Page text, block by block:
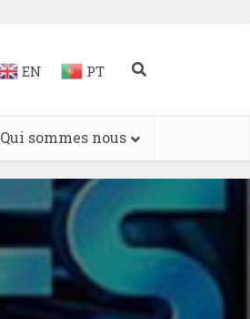
EN PT
Qui sommes nous